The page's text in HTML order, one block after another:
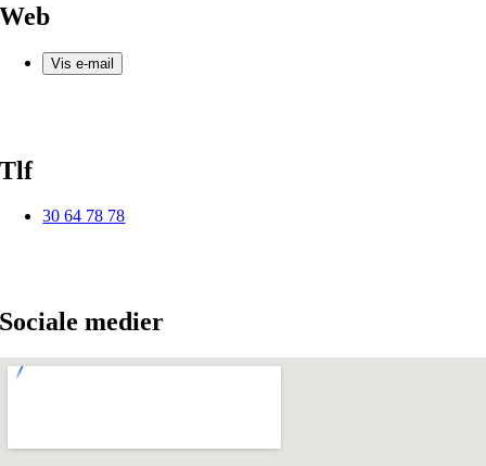
Web
Vis e-mail
Tlf
30 64 78 78
Sociale medier